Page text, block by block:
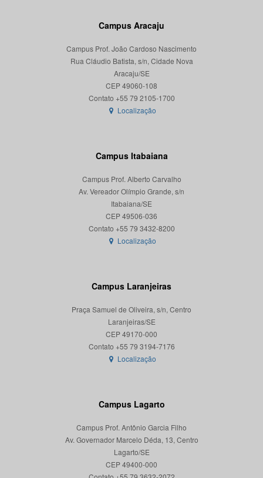
Campus Aracaju
Campus Prof. João Cardoso Nascimento
Rua Cláudio Batista, s/n, Cidade Nova
Aracaju/SE
CEP 49060-108
Localização
Campus Itabaiana
Campus Prof. Alberto Carvalho
Av. Vereador Olímpio Grande, s/n
Itabaiana/SE
CEP 49506-036
Localização
Campus Laranjeiras
Praça Samuel de Oliveira, s/n, Centro
Laranjeiras/SE
CEP 49170-000
Localização
Campus Lagarto
Campus Prof. Antônio Garcia Filho
Av. Governador Marcelo Déda, 13, Centro
Lagarto/SE
CEP 49400-000